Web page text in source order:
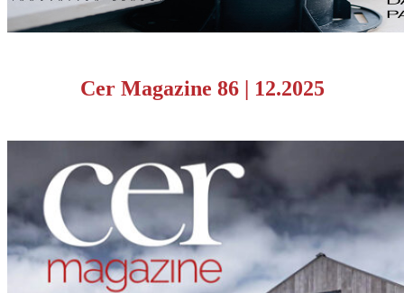
Cer Magazine 86 | 12.2025